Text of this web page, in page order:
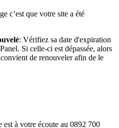
c’est que votre site a été
: Vérifiez sa date d'expiration
Si celle-ci est dépassée, alors
de renouveler afin de le
est à votre écoute au 0892 700